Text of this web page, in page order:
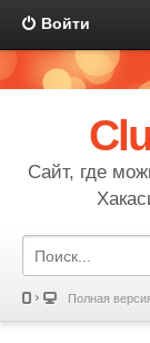
Войти
Сайт, где
Полная